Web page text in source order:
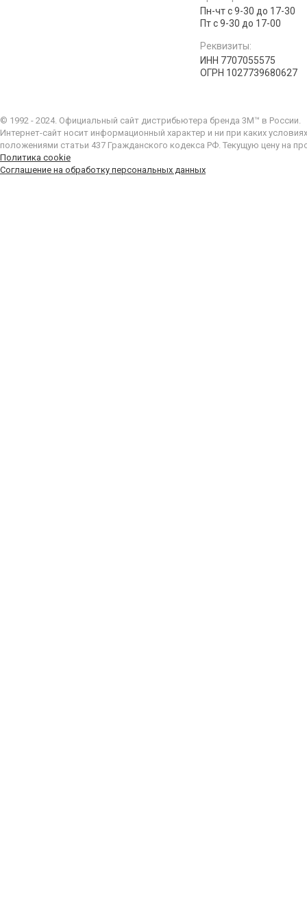
Пн-чт с 9-30 до 17-30
Пт с 9-30 до 17-00
Реквизиты:
ИНН 7707055575
ОГРН 1027739680627
© 1992 - 2024. Официальный сайт дистрибьютера бренда 3M™ в России.
Интернет-сайт носит информационный характер и ни при каких
положениями статьи 437 Гражданского кодекса РФ. Текущую цену на
Политика cookie
Соглашение на обработку персональных данных